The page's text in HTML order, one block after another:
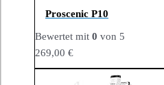
Proscenic P10
Bewertet mit 0 von 5
269,00 €